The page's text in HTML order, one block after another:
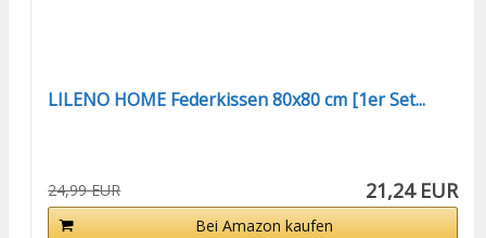
LILENO HOME Federkissen 80x80 cm [1er Set...
24,99 EUR 21,24 EUR
Bei Amazon kaufen